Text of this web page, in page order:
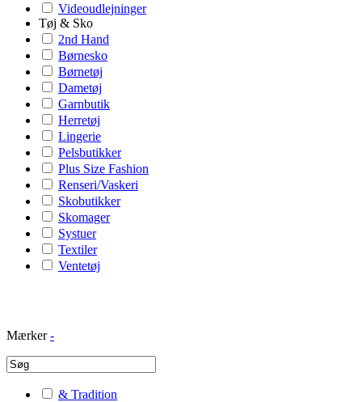
Videoudlejninger
Tøj & Sko
2nd Hand
Børnesko
Børnetøj
Dametøj
Garnbutik
Herretøj
Lingerie
Pelsbutikker
Plus Size Fashion
Renseri/Vaskeri
Skobutikker
Skomager
Systuer
Textiler
Ventetøj
Mærker -
& Tradition